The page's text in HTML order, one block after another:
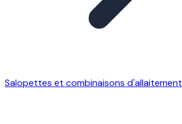
Salopettes et combinaisons d'allaitement